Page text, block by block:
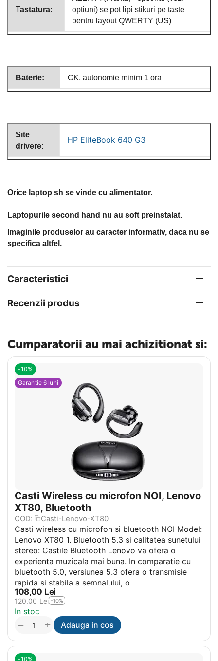
Tastatura:
optiuni) se pot lipi stikuri pe taste
pentru layout QWERTY (US)
Baterie: OK, autonomie minim 1 ora
Site
drivere:
HP EliteBook 640 G3
Orice laptop sh se vinde cu alimentator.
Laptopurile second hand nu au soft preinstalat.
Imaginile produselor au caracter informativ, daca nu se
specifica altfel.
Caracteristici
Recenzii produs
Cumparatorii au mai achizitionat si:
-10%
Garantie 6 luni
Casti Wireless cu microfon NOI, Lenovo
XT80, Bluetooth
COD: Casti-Lenovo-XT80
Casti wireless cu microfon si bluetooth NOI Model:
Lenovo XT80 1. Bluetooth 5.3 si calitatea sunetului
stereo: Castile Bluetooth Lenovo va ofera o
experienta muzicala mai buna. In comparatie cu
bluetooth 5.0, versiunea 5.3 ofera o transmisie
rapida si stabila a semnalului, o...
108,00 Lei
120,00 Lei -10%
In stoc
+
− Adauga in cos
-10%